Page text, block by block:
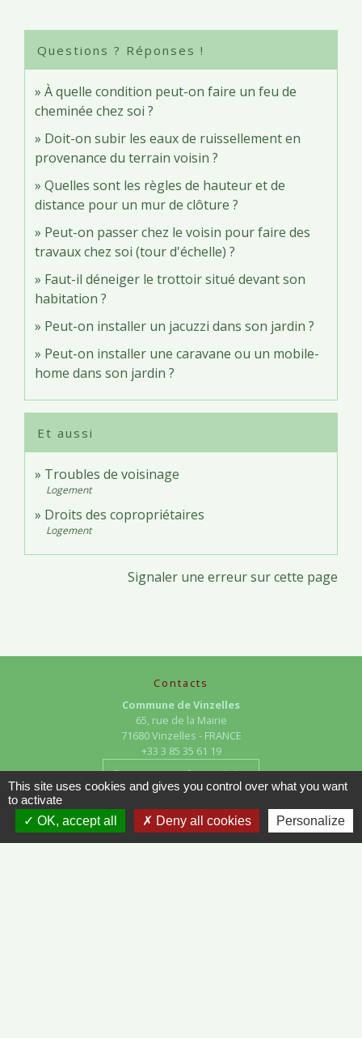
Questions ? Réponses !
À quelle condition peut-on faire un feu de
cheminée chez soi ?
Doit-on subir les eaux de ruissellement en
provenance du terrain voisin ?
Quelles sont les règles de hauteur et de
distance pour un mur de clôture ?
Peut-on passer chez le voisin pour faire des
travaux chez soi (tour d'échelle) ?
Faut-il déneiger le trottoir situé devant son
habitation ?
Peut-on installer un jacuzzi dans son jardin ?
Peut-on installer une caravane ou un mobile-
home dans son jardin ?
Et aussi
Troubles de voisinage
Logement
Droits des copropriétaires
Logement
Signaler une erreur sur cette page
Contacts
Commune de Vinzelles
65, rue de la Mairie
71680 Vinzelles - FRANCE
+33 3 85 35 61 19
Contact par formulaire
This site uses cookies and gives you control over what you want
to activate
OK, accept all
Deny all cookies Personalize